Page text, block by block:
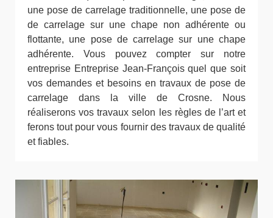
une pose de carrelage traditionnelle, une pose de
de carrelage sur une chape non adhérente ou
flottante, une pose de carrelage sur une chape
adhérente. Vous pouvez compter sur notre
entreprise Entreprise Jean-François quel que soit
vos demandes et besoins en travaux de pose de
carrelage dans la ville de Crosne. Nous
réaliserons vos travaux selon les règles de l’art et
ferons tout pour vous fournir des travaux de qualité
et fiables.